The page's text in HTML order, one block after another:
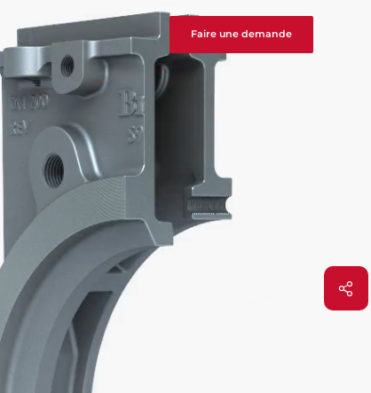
Faire une demande